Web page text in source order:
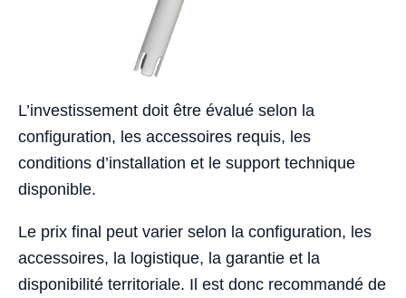
L’investissement doit être évalué selon la
configuration, les accessoires requis, les
conditions d’installation et le support technique
disponible.
Le prix final peut varier selon la configuration, les
accessoires, la logistique, la garantie et la
disponibilité territoriale. Il est donc recommandé de